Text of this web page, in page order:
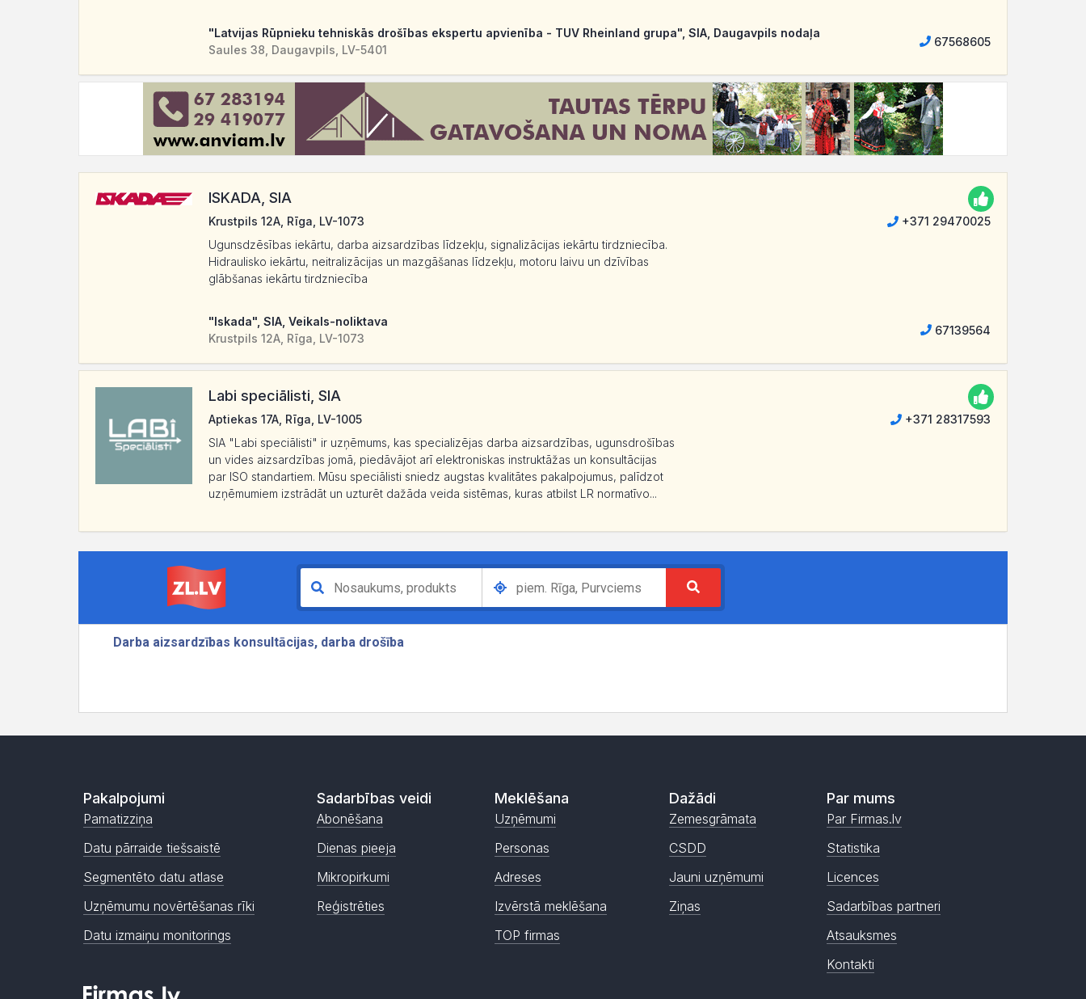
"Latvijas Rūpnieku tehniskās drošības ekspertu apvienība - TUV Rheinland grupa", SIA, Daugavpils nodaļa
Saules 38, Daugavpils, LV-5401
67568605
ISKADA, SIA
Krustpils 12A, Rīga, LV-1073
+371 29470025
Ugunsdzēsības iekārtu, darba aizsardzības līdzekļu, signalizācijas iekārtu tirdzniecība.
Hidraulisko iekārtu, neitralizācijas un mazgāšanas līdzekļu, motoru laivu un dzīvības
glābšanas iekārtu tirdzniecība
"Iskada", SIA, Veikals-noliktava
Krustpils 12A, Rīga, LV-1073
67139564
Labi speciālisti, SIA
Aptiekas 17A, Rīga, LV-1005
+371 28317593
SIA "Labi speciālisti" ir uzņēmums, kas specializējas darba aizsardzības, ugunsdrošības
un vides aizsardzības jomā, piedāvājot arī elektroniskas instruktāžas un konsultācijas
par ISO standartiem. Mūsu speciālisti sniedz augstas kvalitātes pakalpojumus, palīdzot
uzņēmumiem izstrādāt un uzturēt dažāda veida sistēmas, kuras atbilst LR normatīvo...
Pakalpojumi
Pamatizziņa
Datu pārraide tiešsaistē
Segmentēto datu atlase
Uzņēmumu novērtēšanas rīki
Datu izmaiņu monitorings
Sadarbības veidi
Abonēšana
Dienas pieeja
Mikropirkumi
Reģistrēties
Meklēšana
Uzņēmumi
Personas
Adreses
Izvērstā meklēšana
TOP firmas
Dažādi
Zemesgrāmata
CSDD
Jauni uzņēmumi
Ziņas
Par mums
Par Firmas.lv
Statistika
Licences
Sadarbības partneri
Atsauksmes
Kontakti